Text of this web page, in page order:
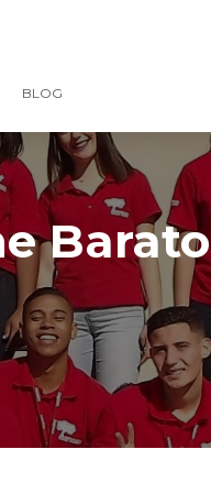
BLOG
Barato